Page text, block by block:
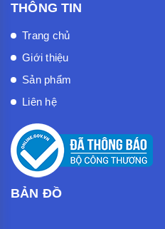
THÔNG TIN
Trang chủ
Giới thiệu
Sản phẩm
Liên hệ
BẢN ĐỒ